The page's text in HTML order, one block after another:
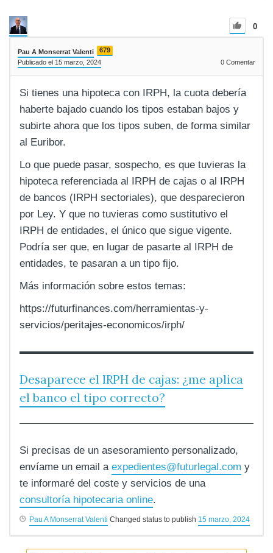
0
Pau A Monserrat Valenti
679
Publicado el 15 marzo, 2024
0 Comentar
Si tienes una hipoteca con IRPH, la cuota debería
haberte bajado cuando los tipos estaban bajos y
subirte ahora que los tipos suben, de forma similar
al Euribor.
Lo que puede pasar, sospecho, es que tuvieras la
hipoteca referenciada al IRPH de cajas o al IRPH
de bancos (IRPH sectoriales), que desparecieron
por Ley. Y que no tuvieras como sustitutivo el
IRPH de entidades, el único que sigue vigente.
Podría ser que, en lugar de pasarte al IRPH de
entidades, te pasaran a un tipo fijo.
Más información sobre estos temas:
https://futurfinances.com/herramientas-y-
servicios/peritajes-economicos/irph/
Desaparece el IRPH de cajas: ¿me aplica
el banco el tipo correcto?
Si precisas de un asesoramiento personalizado,
envíame un email a expedientes@futurlegal.com y
te informaré del coste y servicios de una
consultoría hipotecaria online.
Pau A Monserrat Valenti Changed status to publish 15 marzo, 2024